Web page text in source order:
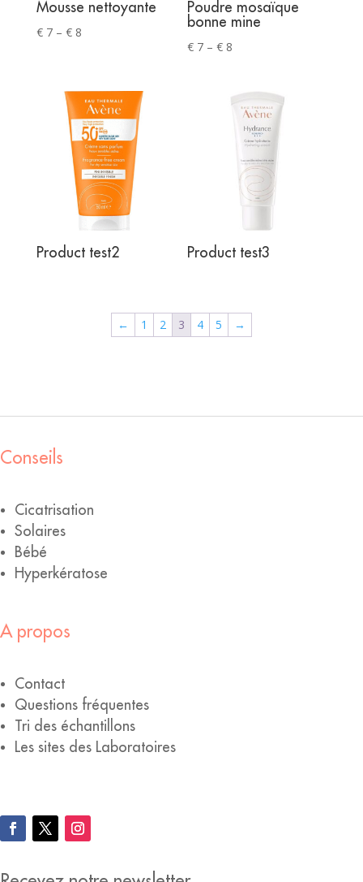
Mousse nettoyante
€7 – €8Price
through
€ 8
Poudre mosaïque
bonne mine
€ 7 – € 8
through
€ 8
Product test2 Product test3
← 1 2 3 4 5 →
Conseils
Cicatrisation
Solaires
Bébé
Hyperkératose
A propos
Contact
Questions fréquentes
Tri des échantillons
Les sites des Laboratoires